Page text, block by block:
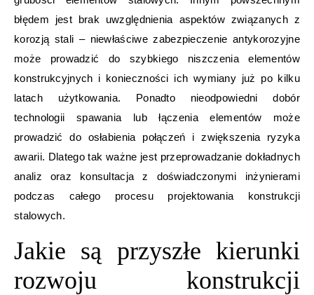
błędem jest brak uwzględnienia aspektów związanych z
korozją stali – niewłaściwe zabezpieczenie antykorozyjne
może prowadzić do szybkiego niszczenia elementów
konstrukcyjnych i konieczności ich wymiany już po kilku
latach użytkowania. Ponadto nieodpowiedni dobór
technologii spawania lub łączenia elementów może
prowadzić do osłabienia połączeń i zwiększenia ryzyka
awarii. Dlatego tak ważne jest przeprowadzanie dokładnych
analiz oraz konsultacja z doświadczonymi inżynierami
podczas całego procesu projektowania konstrukcji
stalowych.
Jakie są przyszłe kierunki
rozwoju konstrukcji